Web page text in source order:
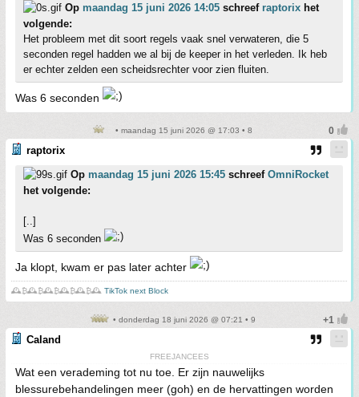
Op maandag 15 juni 2026 14:05 schreef raptorix het
volgende:
Het probleem met dit soort regels vaak snel verwateren, die 5
seconden regel hadden we al bij de keeper in het verleden. Ik heb
er echter zelden een scheidsrechter voor zien fluiten.
Was 6 seconden
• maandag 15 juni 2026 @ 17:03 • 8
raptorix
Op maandag 15 juni 2026 15:45 schreef OmniRocket
het volgende:
[..]
Was 6 seconden
Ja klopt, kwam er pas later achter
🕰️₿🕰️₿🕰️₿🕰️₿🕰️₿🕰️ TikTok next Block
• donderdag 18 juni 2026 @ 07:21 • 9
Caland
FREEJANCEES
Wat een verademing tot nu toe. Er zijn nauwelijks
blessurebehandelingen meer (goh) en de hervattingen worden